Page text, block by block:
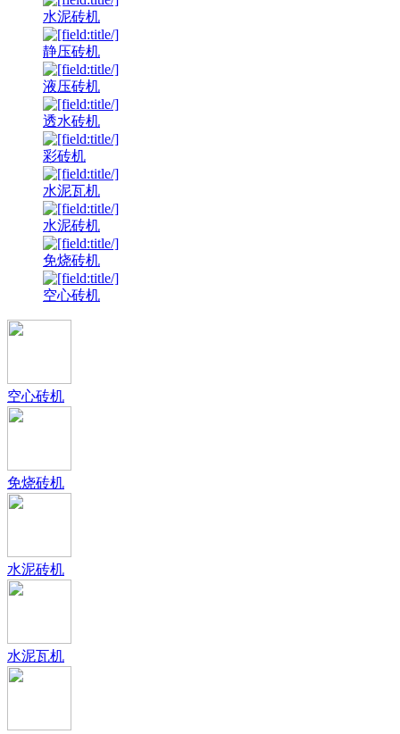
水泥砖机
静压砖机
液压砖机
透水砖机
彩砖机
水泥瓦机
水泥砖机
免烧砖机
空心砖机
空心砖机
免烧砖机
水泥砖机
水泥瓦机